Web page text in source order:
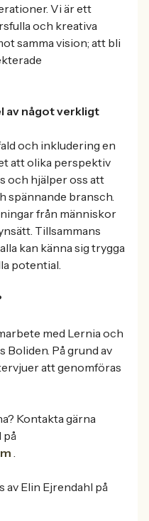
Vi är ett
och kreativa
samma vision; att bli
av något verkligt
och inkludering en
att olika perspektiv
och hjälper oss att
spännande bransch.
från människor
Tillsammans
kan känna sig trygga
potential.
med Lernia och
På grund av
att genomföras
Kontakta gärna
på
.
av Elin Ejrendahl på